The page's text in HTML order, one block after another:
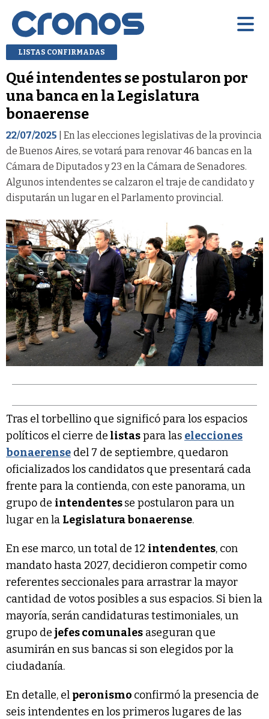
LISTAS CONFIRMADAS
Qué intendentes se postularon por
una banca en la Legislatura
bonaerense
22/07/2025 | En las elecciones legislativas de la provincia
de Buenos Aires, se votará para renovar 46 bancas en la
Cámara de Diputados y 23 en la Cámara de Senadores.
Algunos intendentes se calzaron el traje de candidato y
disputarán un lugar en el Parlamento provincial.
Tras el torbellino que significó para los espacios
políticos el cierre de listaspara las elecciones
bonaerense del 7 de septiembre, quedaron
oficializados los candidatos que presentará cada
frente para la contienda, con este panorama, un
grupo de intendentesse postularon para un
lugar en la Legislatura bonaerense.
En ese marco, un total de 12 intendentes, con
mandato hasta 2027, decidieron competir como
referentes seccionales para arrastrar la mayor
cantidad de votos posibles a sus espacios. Si bien la
mayoría, serán candidaturas testimoniales, un
grupo de jefes comunales aseguran que
asumirán en sus bancas si son elegidos por la
ciudadanía.
En detalle, el peronismo confirmó la presencia de
seis intendentes en los primeros lugares de las